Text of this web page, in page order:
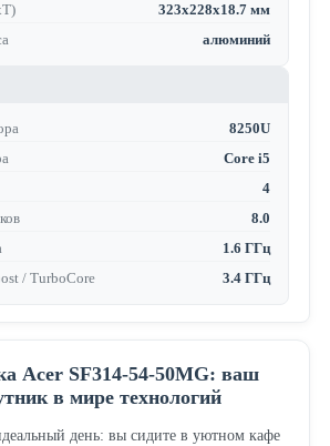
323x228x18.7 мм
алюминий
8250U
Core i5
4
8.0
1.6 ГГц
/ TurboCore
3.4 ГГц
Acer SF314-54-50MG: ваш
в мире технологий
день: вы сидите в уютном кафе